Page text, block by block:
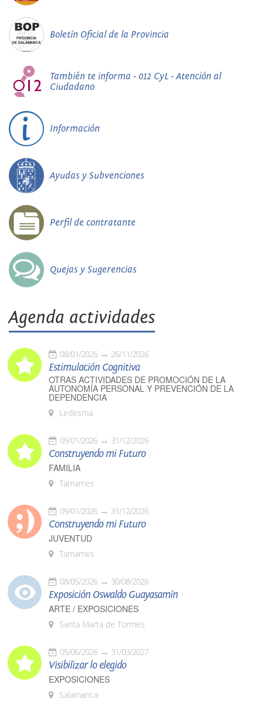
Boletín Oficial de la Provincia
También te informa - 012 CyL - Atención al
Ciudadano
Información
Ayudas y Subvenciones
Perfil de contratante
Quejas y Sugerencias
Agenda actividades
08/01/2026 26/11/2026
Estimulación Cognitiva
OTRAS ACTIVIDADES DE PROMOCIÓN DE LA
AUTONOMÍA PERSONAL Y PREVENCIÓN DE LA
DEPENDENCIA
Ledesma
09/01/2026 31/12/2026
Construyendo mi Futuro
FAMILIA
Tamames
09/01/2026 31/12/2026
Construyendo mi Futuro
JUVENTUD
Tamames
08/05/2026 30/08/2026
Exposición Oswaldo Guayasamín
ARTE / EXPOSICIONES
Santa Marta de Tormes
05/06/2026 31/03/2027
Visibilizar lo elegido
EXPOSICIONES
Salamanca